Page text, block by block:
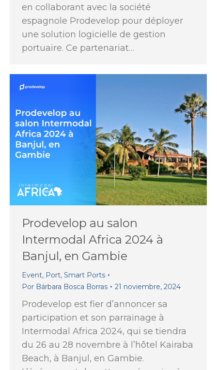
en collaborant avec la société
espagnole Prodevelop pour déployer
une solution logicielle de gestion
portuaire. Ce partenariat…
Prodevelop au salon
Intermodal Africa 2024 à
Banjul, en Gambie
Event, Port, Smart Ports
Por Bárbara Bosca Borras 21 noviembre, 2024
Prodevelop est fier d’annoncer sa
participation et son parrainage à
Intermodal Africa 2024, qui se tiendra
du 26 au 28 novembre à l’hôtel Kairaba
Beach, à Banjul, en Gambie.